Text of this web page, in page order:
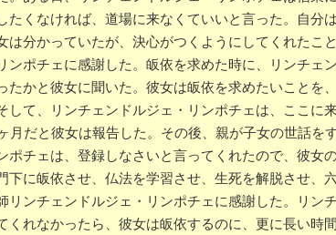
くなければ、道場に来なくていいと言った。自分
は分かっていたが、決心がつくようにしてくれたこ
ポチェに感謝した。皈依を求めた時に、リンチェ
たかと彼女に聞いた。彼女は皈依を求めたいことを
して、リンチェンドルジェ・リンポチェは、ここに
月だと彼女は報告した。その後、親が子女の世話を
ポチェは、登録しなさいと言ってくれたので、彼女
下に皈依させ、仏法を学習させ、生死を解脱させ、
リンチェンドルジェ・リンポチェに感謝した。リン
くれなかったら、彼女は皈依するのに、更に長い時